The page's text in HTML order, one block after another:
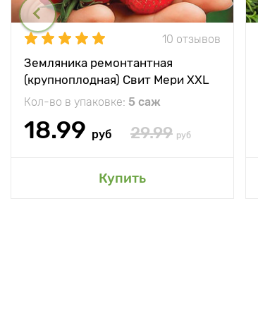
10 отзывов
Земляника ремонтантная
(крупноплодная) Свит Мери XXL
Кол-во в упаковке: 5 саж
18.99 руб 29.99 руб
Купить